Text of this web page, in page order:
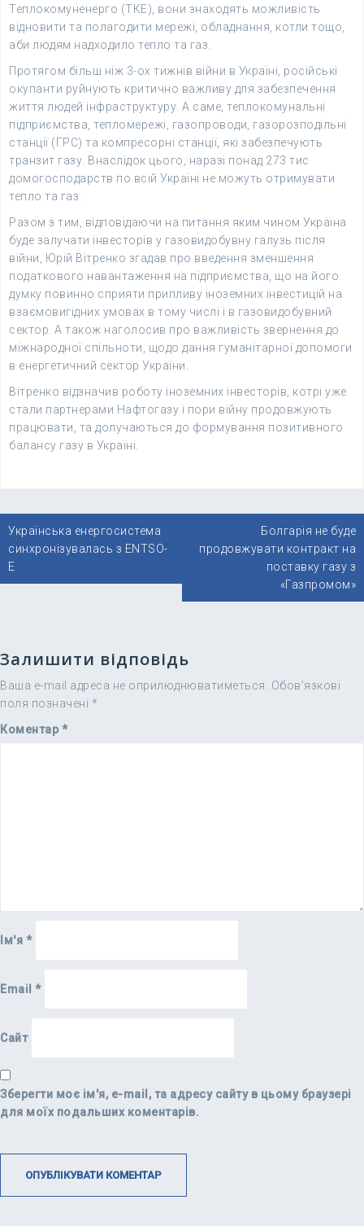
Теплокомуненерго (ТКЕ), вони знаходять можливість
відновити та полагодити мережі, обладнання, котли тощо,
аби людям надходило тепло та газ.
Протягом більш ніж 3-ох тижнів війни в Україні, російські
окупанти руйнують критично важливу для забезпечення
життя людей інфраструктуру. А саме, теплокомунальні
підприємства, тепломережі, газопроводи, газорозподільні
станції (ГРС) та компресорні станції, які забезпечують
транзит газу. Внаслідок цього, наразі понад 273 тис
домогосподарств по всій Україні не можуть отримувати
тепло та газ.
Разом з тим, відповідаючи на питання яким чином Україна
буде залучати інвесторів у газовидобувну галузь після
війни, Юрій Вітренко згадав про введення зменшення
податкового навантаження на підприємства, що на його
думку повинно сприяти припливу іноземних інвестицій на
взаємовигідних умовах в тому числі і в газовидобувний
сектор. А також наголосив про важливість звернення до
міжнародної спільноти, щодо дання гуманітарної допомоги
в енергетичний сектор України.
Вітренко відзначив роботу іноземних інвесторів, котрі уже
стали партнерами Нафтогазу і пори війну продовжують
працювати, та долучаються до формування позитивного
балансу газу в Україні.
Навігація
записів
Українська енергосистема
синхронізувалась з ENTSO-
E
Болгарія не буде
продовжувати контракт на
поставку газу з
«Газпромом»
Залишити відповідь
Ваша e-mail адреса не оприлюднюватиметься.
Обов’язкові
поля позначені *
Коментар *
Ім'я *
Email *
Сайт
Зберегти моє ім'я, e-mail, та адресу сайту в цьому браузері
для моїх подальших коментарів.